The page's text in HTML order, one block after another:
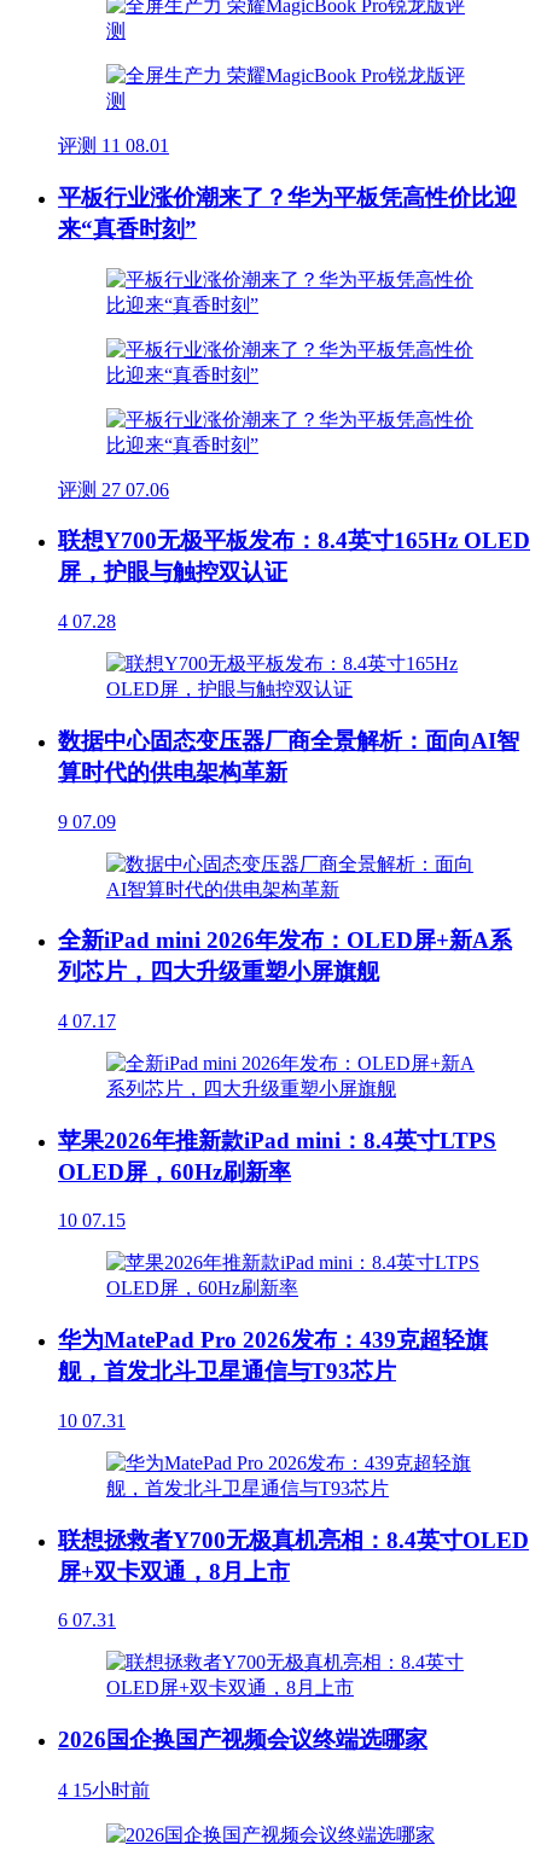
评测 11 08.01
平板行业涨价潮来了？华为平板凭高性价比迎
来“真香时刻”
评测 27 07.06
联想Y700无极平板发布：8.4英寸165Hz OLED
屏，护眼与触控双认证
4 07.28
数据中心固态变压器厂商全景解析：面向AI智
算时代的供电架构革新
9 07.09
全新iPad mini 2026年发布：OLED屏+新A系
列芯片，四大升级重塑小屏旗舰
4 07.17
苹果2026年推新款iPad mini：8.4英寸LTPS
OLED屏，60Hz刷新率
10 07.15
华为MatePad Pro 2026发布：439克超轻旗
舰，首发北斗卫星通信与T93芯片
10 07.31
联想拯救者Y700无极真机亮相：8.4英寸OLED
屏+双卡双通，8月上市
6 07.31
2026国企换国产视频会议终端选哪家
4 15小时前